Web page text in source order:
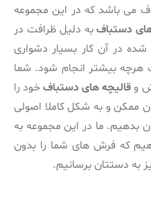
می باشد که در این مجموعه
دستبافبه دلیل ظرافت در
در آن کار بسیار دشواری
هرچه بیشتر انجام شود. شما
وقالیچه های دستبافخود را
ممکن و به شکل کاملا اصولی
بدهیم. ما در این مجموعه به
که فرش های شما را بدون
به دستتان برسانیم.